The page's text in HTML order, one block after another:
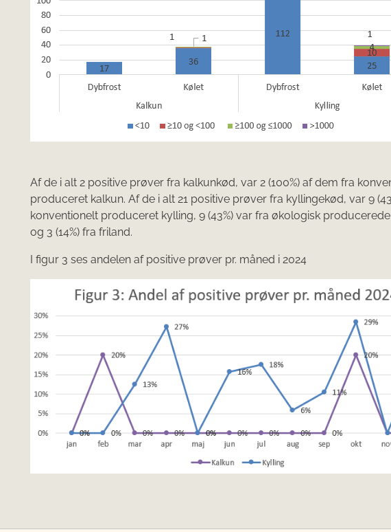
Af de i alt 2 positive prøver fra kalkunkød, var 2 (100%) af dem fra
produceret kalkun. Af de i alt 21 positive prøver fra kyllingekød, var 9
konventionelt produceret kylling, 9 (43%) var fra økologisk
og 3 (14%) fra friland.
I figur 3 ses andelen af positive prøver pr. måned i 2024